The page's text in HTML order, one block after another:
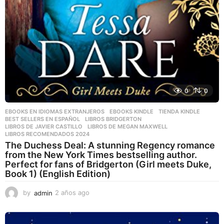
0 0
EBOOKS EN IDIOMAS EXTRANJEROS ,EBOOKS KINDLE ,TIENDA KINDLE
BEST SELLERS EN ESPAÑOL
,LIBROS BRIDGERTON
LIBROS DE JAVIER CASTILLO
,LIBROS DE MEGAN MAXWELL
LIBROS RECOMENDADOS 2024
The Duchess Deal: A stunning Regency romance
from the New York Times bestselling author.
Perfect for fans of Bridgerton (Girl meets Duke,
Book 1) (English Edition)
by admin 2 años ago
ñ